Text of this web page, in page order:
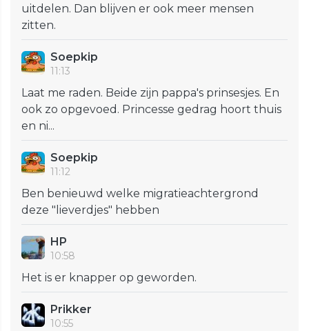
uitdelen. Dan blijven er ook meer mensen
zitten.
Soepkip
11:13
Laat me raden. Beide zijn pappa's prinsesjes. En
ook zo opgevoed. Princesse gedrag hoort thuis
en ni...
Soepkip
11:12
Ben benieuwd welke migratieachtergrond
deze "lieverdjes" hebben
HP
10:58
Het is er knapper op geworden.
Prikker
10:55